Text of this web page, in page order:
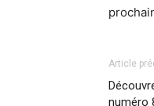
Article
numéro